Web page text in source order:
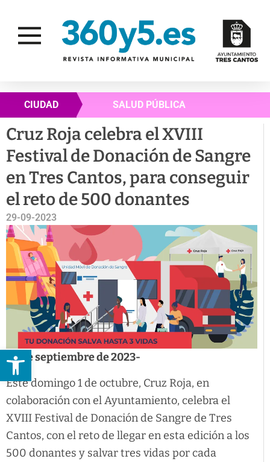
Abrir barra de herramientas
CIUDAD SALUD PÚBLICA
Cruz Roja celebra el XVIII
Festival de Donación de Sangre
en Tres Cantos, para conseguir
el reto de 500 donantes
29-09-2023
29 de septiembre de 2023-
Este domingo 1 de octubre, Cruz Roja, en
colaboración con el Ayuntamiento, celebra el
XVIII Festival de Donación de Sangre de Tres
Cantos, con el reto de llegar en esta edición a los
500 donantes y salvar tres vidas por cada